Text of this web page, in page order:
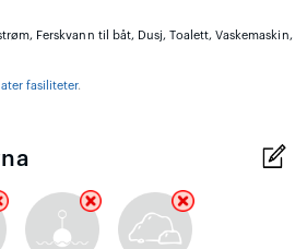
Ferskvann til båt, Dusj, Toalett, Vaskemaskin,
fasiliteter.